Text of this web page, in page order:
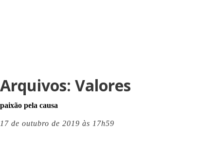
Arquivos: Valores
paixão pela causa
17 de outubro de 2019 às 17h59